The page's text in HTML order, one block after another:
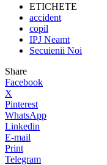
ETICHETE
accident
copil
IPJ Neamt
Secuienii Noi
Share
Facebook
X
Pinterest
WhatsApp
Linkedin
E-mail
Print
Telegram